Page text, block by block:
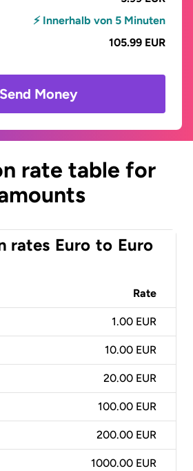
⚡ Innerhalb von 5 Minuten
105.99 EUR
Send Money
rate table for
rates Euro to Euro
Rate
1.00 EUR
10.00 EUR
20.00 EUR
100.00 EUR
200.00 EUR
1000.00 EUR